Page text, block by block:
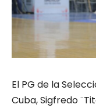
El PG de la
Cuba, Sigfredo